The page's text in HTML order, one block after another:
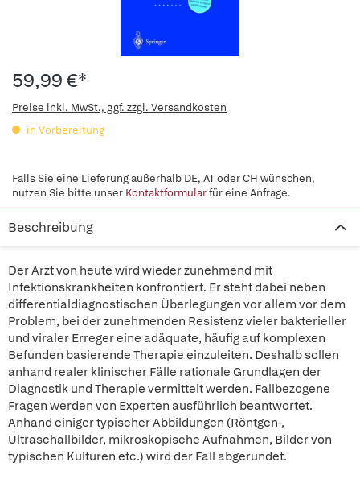
59,99 €*
Preise inkl. MwSt., ggf. zzgl. Versandkosten
in Vorbereitung
Falls Sie eine Lieferung außerhalb DE, AT oder CH wünschen,
nutzen Sie bitte unser Kontaktformularfür eine Anfrage.
Beschreibung
Der Arzt von heute wird wieder zunehmend mit
Infektionskrankheiten konfrontiert. Er steht dabei neben
differentialdiagnostischen Überlegungen vor allem vor dem
Problem, bei der zunehmenden Resistenz vieler bakterieller
und viraler Erreger eine adäquate, häufig auf komplexen
Befunden basierende Therapie einzuleiten. Deshalb sollen
anhand realer klinischer Fälle rationale Grundlagen der
Diagnostik und Therapie vermittelt werden. Fallbezogene
Fragen werden von Experten ausführlich beantwortet.
Anhand einiger typischer Abbildungen (Röntgen-,
Ultraschallbilder, mikroskopische Aufnahmen, Bilder von
typischen Kulturen etc.) wird der Fall abgerundet.